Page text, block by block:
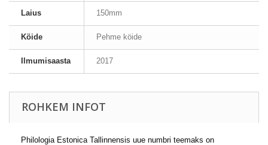
Laius 150mm
Köide Pehme köide
Ilmumisaasta 2017
ROHKEM INFOT
Philologia Estonica Tallinnensis uue numbri teemaks on